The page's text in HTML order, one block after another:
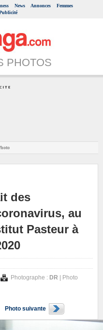
News Annonces
Femmes
PHOTOS
des
au
Pasteur à
Photographe : DR | Photo
Photo suivante